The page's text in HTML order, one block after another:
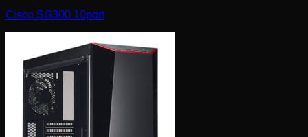
Cisco SG300 10port